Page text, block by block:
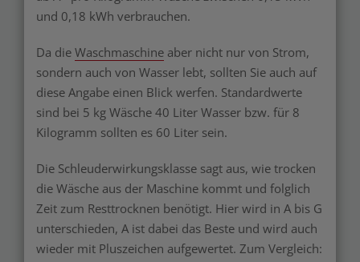
und 0,18 kWh verbrauchen.
Da die Waschmaschine aber nicht nur von Strom,
sondern auch von Wasser lebt, sollten Sie auch auf
diese Angabe einen Blick werfen. Standardwerte
sind bei 5 kg Wäsche 40 Liter Wasser bzw. für 8
Kilogramm sollten es 60 Liter sein.
Die Schleuderwirkungsklasse sagt aus, wie trocken
die Wäsche aus der Maschine kommt und folglich
Zeit zum Resttrocknen benötigt. Hier wird in A bis G
unterschieden, A ist dabei das Beste und wird auch
wieder mit Pluszeichen aufgewertet. Zum Vergleich: